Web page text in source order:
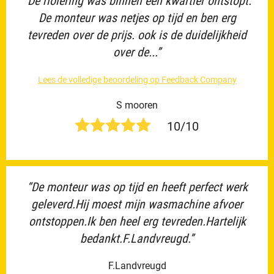
De monteur was netjes op tijd en ben erg
tevreden over de prijs. ook is de duidelijkheid
over de...”
Lees de volledige beoordeling op Feedback Company
S mooren
10/10
“De monteur was op tijd en heeft perfect werk
geleverd.Hij moest mijn wasmachine afvoer
ontstoppen.Ik ben heel erg tevreden.Hartelijk
bedankt.F.Landvreugd.”
F.Landvreugd